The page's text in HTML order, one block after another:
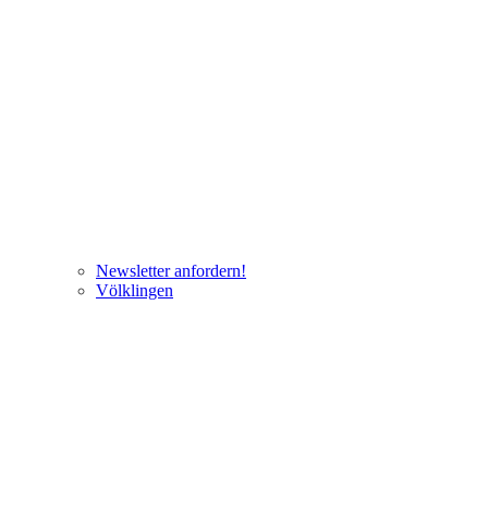
Newsletter anfordern!
Völklingen